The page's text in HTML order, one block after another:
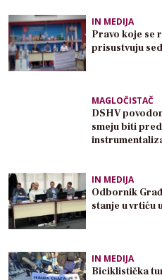
IN MEDIJA
Pravo koje se
prisustvuju
MAGLOČISTAČ
DSHV
smeju biti
IN MEDIJA
Odbornik
stanje u vrtiću
IN MEDIJA
Biciklistička